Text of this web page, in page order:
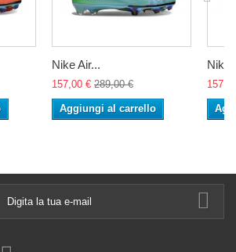
Nike Air...
157,00 € 289,00 €
Aggiungi al carrello
Nike